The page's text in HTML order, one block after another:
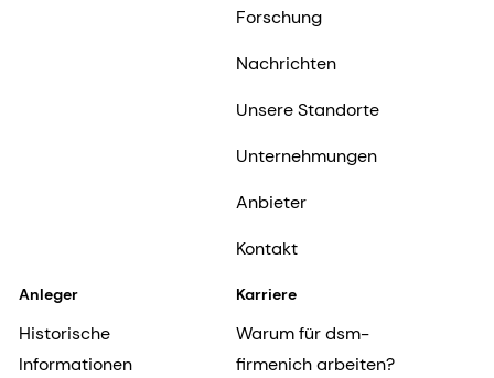
Forschung
Nachrichten
Unsere Standorte
Unternehmungen
Anbieter
Kontakt
Anleger
Historische
Informationen
Karriere
Warum für dsm-
firmenich arbeiten?